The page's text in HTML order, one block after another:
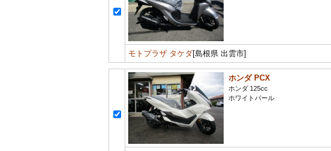
モトプラザ タケダ[島根県 出雲市]
ホンダ PCX
ホンダ 125cc
ホワイトパール